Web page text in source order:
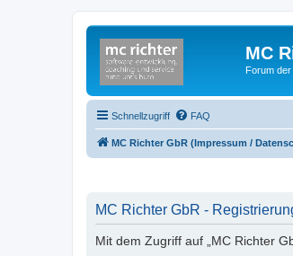
MC
Forum
Schnellzugriff FAQ
MC Richter GbR (Impressum /
MC Richter GbR -
Mit dem Zugriff auf „MC Richter